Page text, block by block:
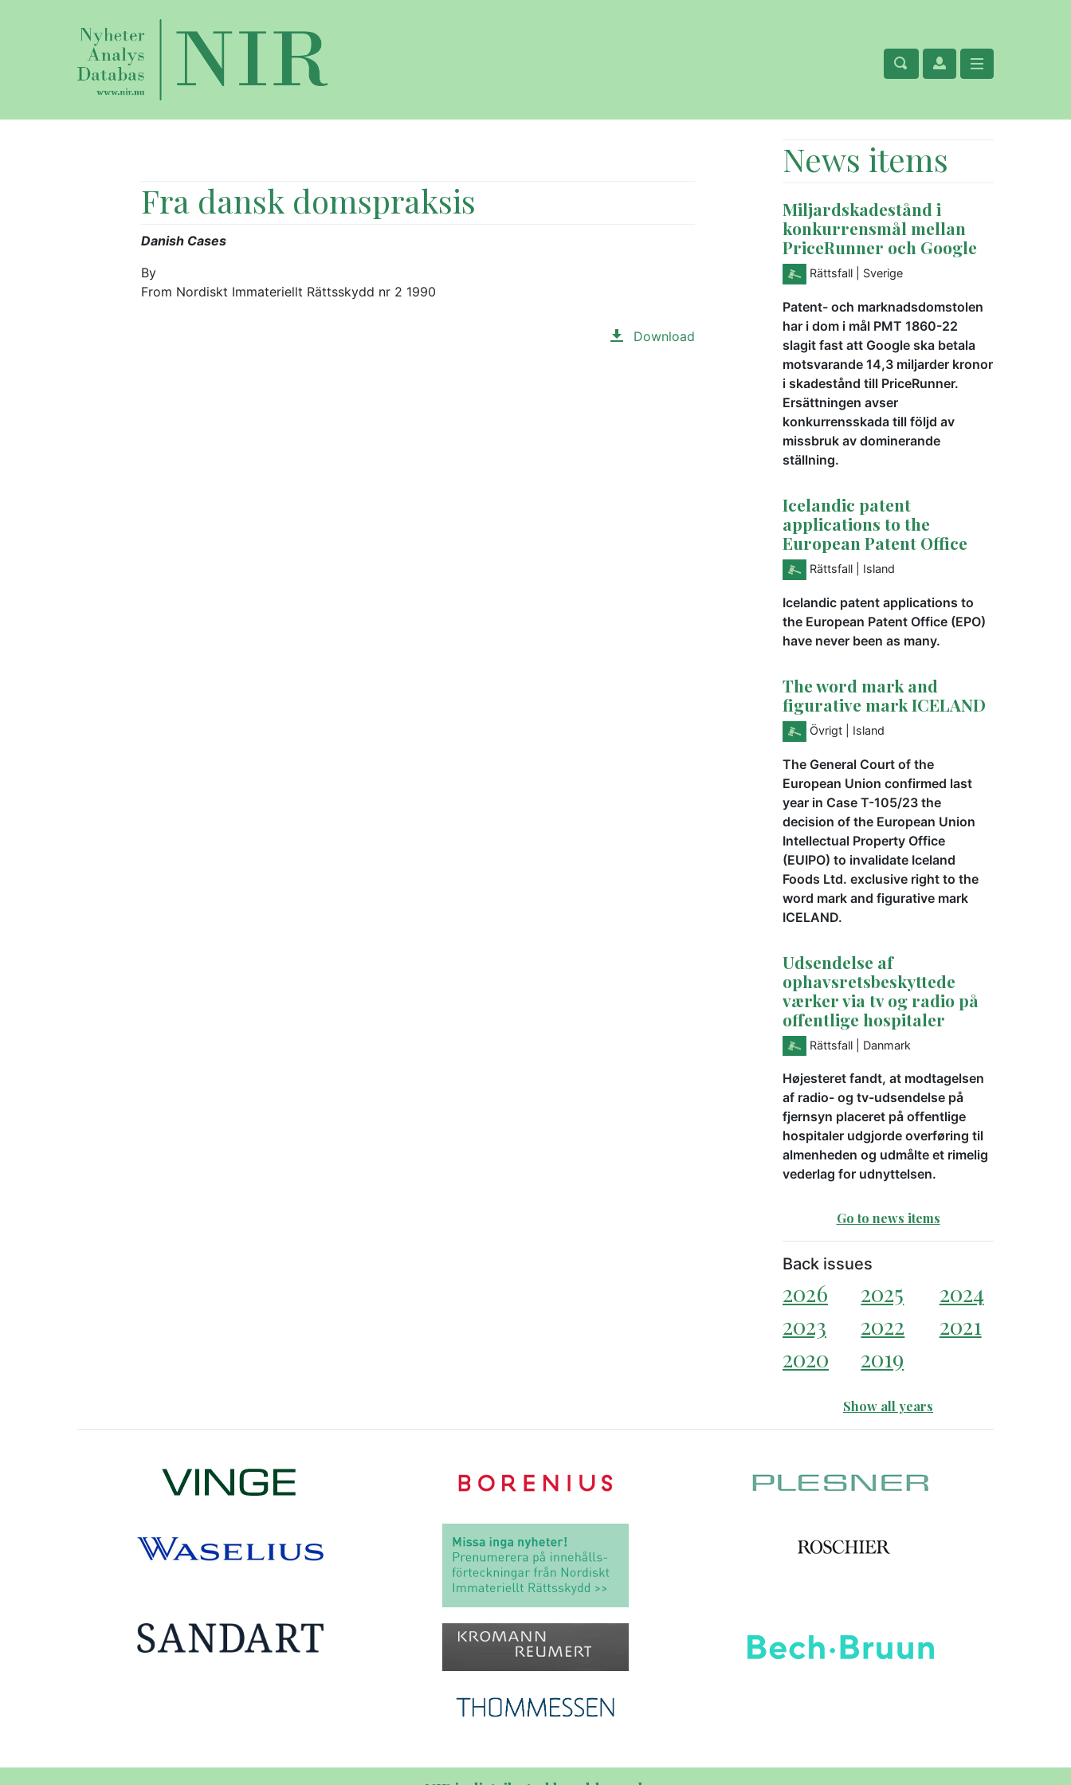
Fra dansk domspraksis
Danish Cases
By
From Nordiskt Immateriellt Rättsskydd nr 2 1990
Download
News items
Miljardskadestånd i
konkurrensmål mellan
PriceRunner och Google
Rättsfall | Sverige
Patent- och marknadsdomstolen
har i dom i mål PMT 1860-22
slagit fast att Google ska betala
motsvarande 14,3 miljarder kronor
i skadestånd till PriceRunner.
Ersättningen avser
konkurrensskada till följd av
missbruk av dominerande
ställning.
Icelandic patent
applications to the
European Patent Office
Rättsfall | Island
Icelandic patent applications to
the European Patent Office (EPO)
have never been as many.
The word mark and
figurative mark ICELAND
Övrigt | Island
The General Court of the
European Union confirmed last
year in Case T-105/23 the
decision of the European Union
Intellectual Property Office
(EUIPO) to invalidate Iceland
Foods Ltd. exclusive right to the
word mark and figurative mark
ICELAND.
Udsendelse af
ophavsretsbeskyttede
værker via tv og radio på
offentlige hospitaler
Rättsfall | Danmark
Højesteret fandt, at modtagelsen
af radio- og tv-udsendelse på
fjernsyn placeret på offentlige
hospitaler udgjorde overføring til
almenheden og udmålte et rimelig
vederlag for udnyttelsen.
Go to news items
Back issues
2026 2025
2024
2023
2022
2021
2020
2019
Show all years